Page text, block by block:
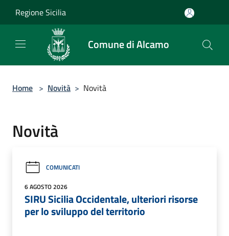
Regione Sicilia
Comune di Alcamo
Home > Novità > Novità
Novità
COMUNICATI
6 AGOSTO 2026
SIRU Sicilia Occidentale, ulteriori risorse
per lo sviluppo del territorio